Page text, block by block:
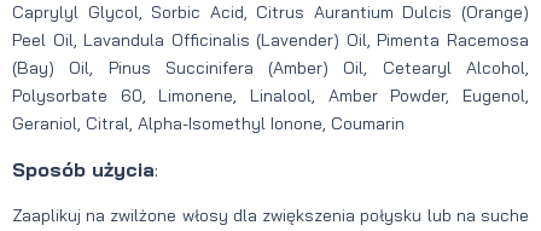
Caprylyl Glycol, Sorbic Acid, Citrus Aurantium Dulcis (Orange)
Peel Oil, Lavandula Officinalis (Lavender) Oil, Pimenta Racemosa
(Bay) Oil, Pinus Succinifera (Amber) Oil, Cetearyl Alcohol,
Polysorbate 60, Limonene, Linalool, Amber Powder, Eugenol,
Geraniol, Citral, Alpha-Isomethyl Ionone, Coumarin
Sposób użycia:
Zaaplikuj na zwilżone włosy dla zwiększenia połysku lub na suche